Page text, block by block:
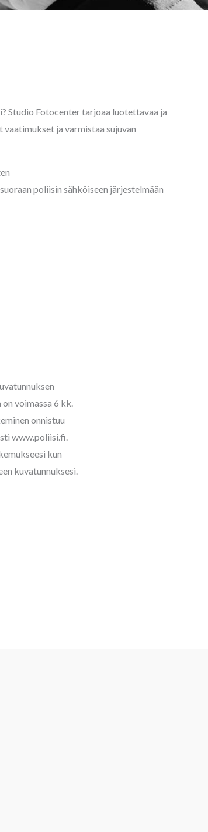
Studio Fotocenter tarjoaa luotettavaa ja
ja varmistaa sujuvan
poliisin sähköiseen järjestelmään
voimassa 6 kk.
onnistuu
www.poliisi.fi.
kun
kuvatunnuksesi.